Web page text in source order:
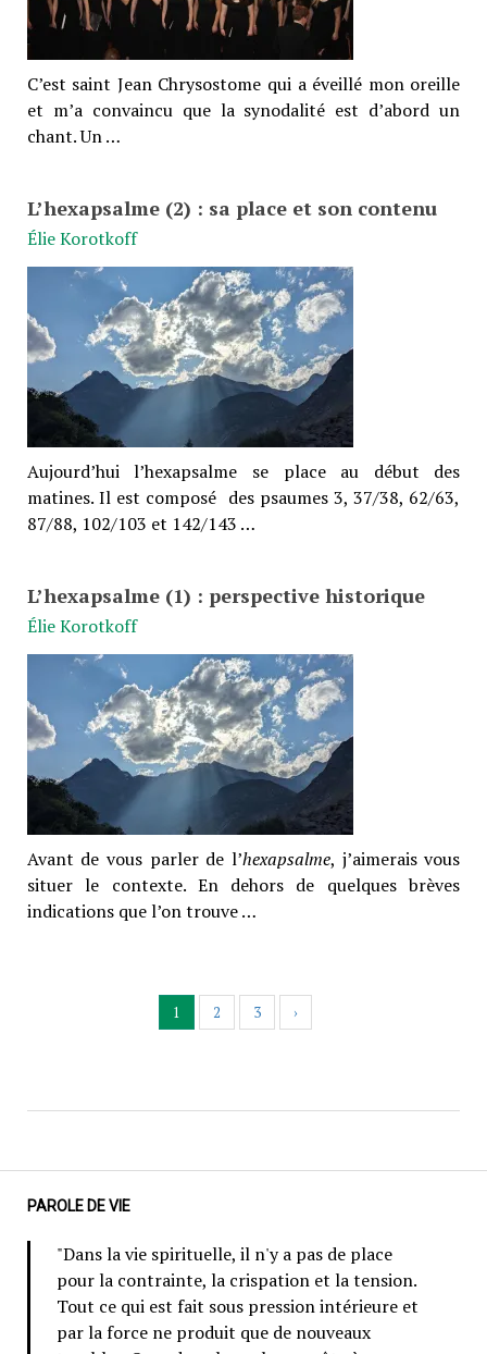
C’est saint Jean Chrysostome qui a éveillé mon oreille
et m’a convaincu que la synodalité est d’abord un
chant. Un …
L’hexapsalme (2) : sa place et son contenu
Élie Korotkoff
Aujourd’hui l’hexapsalme se place au début des
matines. Il est composé des psaumes 3, 37/38, 62/63,
87/88, 102/103 et 142/143 …
L’hexapsalme (1) : perspective historique
Élie Korotkoff
Avant de vous parler de l’hexapsalme, j’aimerais vous
situer le contexte. En dehors de quelques brèves
indications que l’on trouve …
1 2 3 ›
PAROLE DE VIE
"Dans la vie spirituelle, il n'y a pas de place
pour la contrainte, la crispation et la tension.
Tout ce qui est fait sous pression intérieure et
par la force ne produit que de nouveaux